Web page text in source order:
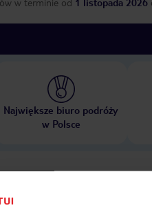
Największe biuro podróży
w Polsce
Hotel